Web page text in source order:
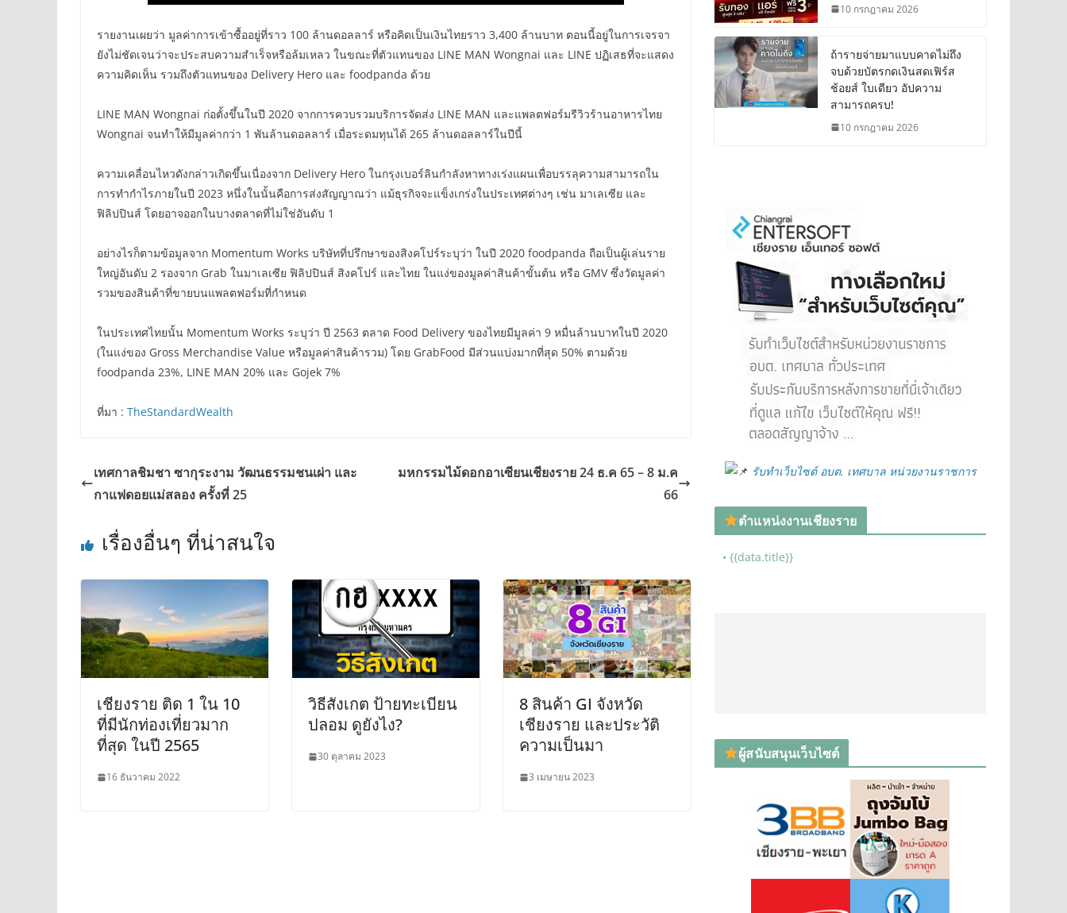
รายงานเผยว่า มูลค่าการเข้าซื้ออยู่ที่ราว 100 ล้านดอลลาร์ หรือคิดเป็นเงินไทยราว 3,400 ล้านบาท ตอนนี้อยู่ในการเจรจา
ยังไม่ชัดเจนว่าจะประสบความสำเร็จหรือล้มเหลว ในขณะที่ตัวแทนของ LINE MAN Wongnai และ LINE ปฏิเสธที่จะแสดง
ความคิดเห็น รวมถึงตัวแทนของ Delivery Hero และ foodpanda ด้วย
LINE MAN Wongnai ก่อตั้งขึ้นในปี 2020 จากการควบรวมบริการจัดส่ง LINE MAN และแพลตฟอร์มรีวิวร้านอาหารไทย
Wongnai จนทำให้มีมูลค่ากว่า 1 พันล้านดอลลาร์ เมื่อระดมทุนได้ 265 ล้านดอลลาร์ในปีนี้
ความเคลื่อนไหวดังกล่าวเกิดขึ้นเนื่องจาก Delivery Hero ในกรุงเบอร์ลินกำลังหาทางเร่งแผนเพื่อบรรลุความสามารถใน
การทำกำไรภายในปี 2023 หนึ่งในนั้นคือการส่งสัญญาณว่า แม้ธุรกิจจะแข็งเกร่งในประเทศต่างๆ เช่น มาเลเซีย และ
ฟิลิปปินส์ โดยอาจออกในบางตลาดที่ไม่ใช่อันดับ 1
อย่างไรก็ตามข้อมูลจาก Momentum Works บริษัทที่ปรึกษาของสิงคโปร์ระบุว่า ในปี 2020 foodpanda ถือเป็นผู้เล่นราย
ใหญ่อันดับ 2 รองจาก Grab ในมาเลเซีย ฟิลิปปินส์ สิงคโปร์ และไทย ในแง่ของมูลค่าสินค้าขั้นต้น หรือ GMV ซึ่งวัดมูลค่า
รวมของสินค้าที่ขายบนแพลตฟอร์มที่กำหนด
ในประเทศไทยนั้น Momentum Works ระบุว่า ปี 2563 ตลาด Food Delivery ของไทยมีมูลค่า 9 หมื่นล้านบาทในปี 2020
(ในแง่ของ Gross Merchandise Value หรือมูลค่าสินค้ารวม) โดย GrabFood มีส่วนแบ่งมากที่สุด 50% ตามด้วย
foodpanda 23%, LINE MAN 20% และ Gojek 7%
ที่มา : TheStandardWealth
เทศกาลชิมชา ซากุระงาม วัฒนธรรมชนเผ่า และ
กาแฟดอยแม่สลอง ครั้งที่ 25
มหกรรมไม้ดอกอาเซียนเชียงราย 24 ธ.ค 65 – 8 ม.ค
66
เรื่องอื่นๆ ที่น่าสนใจ
เชียงราย ติด 1 ใน 10
ที่มีนักท่องเที่ยวมาก
ที่สุด ในปี 2565
16 ธันวาคม 2022
วิธีสังเกต ป้ายทะเบียน
ปลอม ดูยังไง?
30 ตุลาคม 2023
8 สินค้า GI จังหวัด
เชียงราย และประวัติ
ความเป็นมา
3 เมษายน 2023
10 กรกฎาคม 2026
ถ้ารายจ่ายมาแบบคาดไม่ถึง
จบด้วยบัตรกดเงินสดเฟิร์ส
ช้อยส์ ใบเดียว อัปความ
สามารถครบ!
10 กรกฎาคม 2026
รับทำเว็บไซต์ อบต. เทศบาล หน่วยงานราชการ
ตำแหน่งงานเชียงราย
• {{data.title}}
ผู้สนับสนุนเว็บไซต์